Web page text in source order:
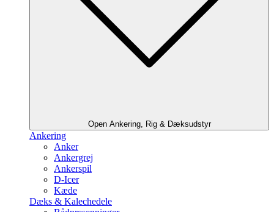
Open Ankering, Rig & Dæksudstyr
Ankering
Anker
Ankergrej
Ankerspil
D-Icer
Kæde
Dæks & Kalechedele